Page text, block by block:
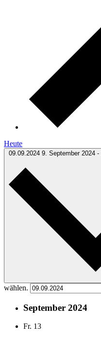
Heute
09.09.2024 9. September 2024 -
wählen.
September 2024
Fr. 13